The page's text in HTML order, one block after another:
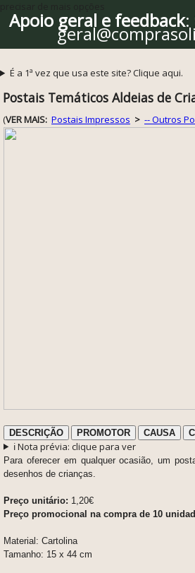
Apoio geral e feedback:
É a 1ª vez que usa este site? Clique aqui.
Postais Temáticos Aldeias de
(VER MAIS: Postais Impressos > -- Outros
DESCRIÇÃO PROMOTOR CAUSA
ℹ️ Nota prévia: clique para ver
Para oferecer em qualquer ocasião, um
desenhos de crianças.
Preço unitário: 1,20€
Preço promocional na compra de 10
Material: Cartolina
Tamanho: 15 x 44 cm